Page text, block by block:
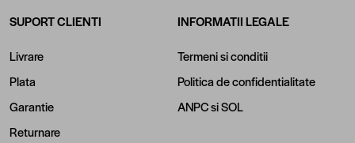
SUPORT CLIENTI
Livrare
Plata
Garantie
Returnare
INFORMATII LEGALE
Termeni si conditii
Politica de confidentialitate
ANPCsiSOL